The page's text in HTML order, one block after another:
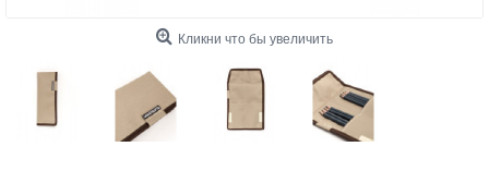
Кликни что бы увеличить